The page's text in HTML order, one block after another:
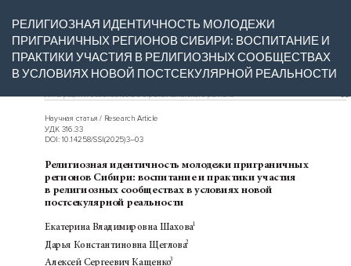
Подробностям
статье
РЕЛИГИОЗНАЯ ИДЕНТИЧНОСТЬ МОЛОДЕЖИ
ПРИГРАНИЧНЫХ РЕГИОНОВ СИБИРИ: ВОСПИТАНИЕ И
ПРАКТИКИ УЧАСТИЯ В РЕЛИГИОЗНЫХ СООБЩЕСТВАХ
В УСЛОВИЯХ НОВОЙ ПОСТСЕКУЛЯРНОЙ РЕАЛЬНОСТИ